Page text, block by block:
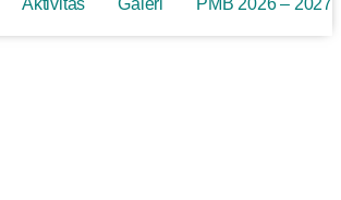
Aktivitas Galeri
PMB 2026 – 2027